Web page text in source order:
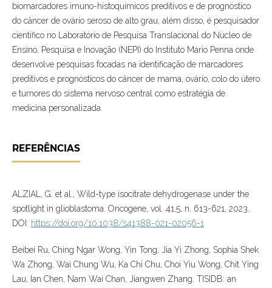
biomarcadores imuno-histoquímicos preditivos e de prognóstico
do câncer de ovário seroso de alto grau, além disso, é pesquisador
científico no Laboratório de Pesquisa Translacional do Núcleo de
Ensino, Pesquisa e Inovação (NEPI) do Instituto Mário Penna onde
desenvolve pesquisas focadas na identificação de marcadores
preditivos e prognósticos do câncer de mama, ovário, colo do útero
e tumores do sistema nervoso central como estratégia de
medicina personalizada.
REFERÊNCIAS
ALZIAL, G. et al., Wild-type isocitrate dehydrogenase under the
spotlight in glioblastoma. Oncogene, vol. 41,5, n. 613-621, 2023.
DOI: https://doi.org/10.1038/s41388-021-02056-1
Beibei Ru, Ching Ngar Wong, Yin Tong, Jia Yi Zhong, Sophia Shek
Wa Zhong, Wai Chung Wu, Ka Chi Chu, Choi Yiu Wong, Chit Ying
Lau, Ian Chen, Nam Wai Chan, Jiangwen Zhang. TISIDB: an